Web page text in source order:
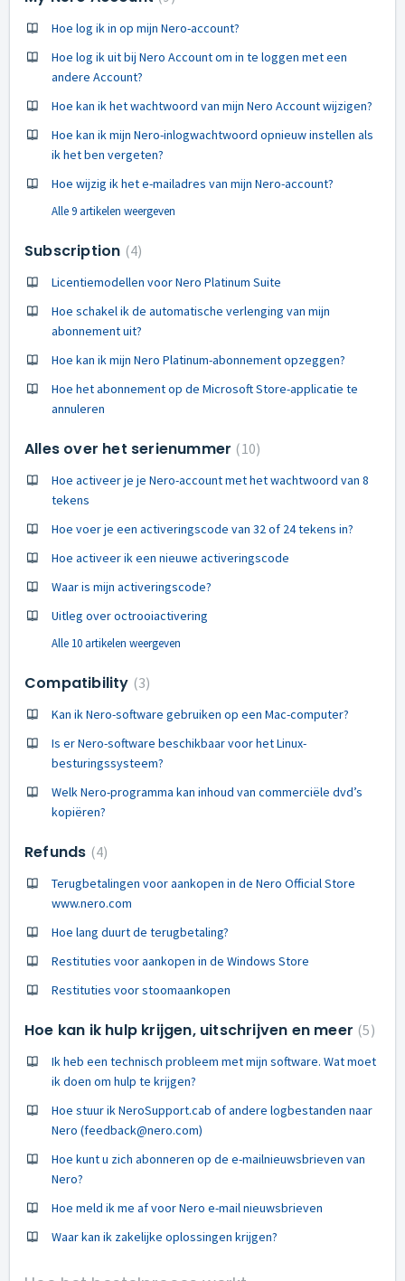
Hoe log ik in op mijn Nero-account?
Hoe log ik uit bij Nero Account om in te loggen met een
andere Account?
Hoe kan ik het wachtwoord van mijn Nero Account wijzigen?
Hoe kan ik mijn Nero-inlogwachtwoord opnieuw instellen als
ik het ben vergeten?
Hoe wijzig ik het e-mailadres van mijn Nero-account?
Alle 9 artikelen weergeven
Subscription 4
Licentiemodellen voor Nero Platinum Suite
Hoe schakel ik de automatische verlenging van mijn
abonnement uit?
Hoe kan ik mijn Nero Platinum-abonnement opzeggen?
Hoe het abonnement op de Microsoft Store-applicatie te
annuleren
Alles over het serienummer 10
Hoe activeer je je Nero-account met het wachtwoord van 8
tekens
Hoe voer je een activeringscode van 32 of 24 tekens in?
Hoe activeer ik een nieuwe activeringscode
Waar is mijn activeringscode?
Uitleg over octrooiactivering
Alle 10 artikelen weergeven
Compatibility 3
Kan ik Nero-software gebruiken op een Mac-computer?
Is er Nero-software beschikbaar voor het Linux-
besturingssysteem?
Welk Nero-programma kan inhoud van commerciële dvd’s
kopiëren?
Refunds 4
Terugbetalingen voor aankopen in de Nero Official Store
www.nero.com
Hoe lang duurt de terugbetaling?
Restituties voor aankopen in de Windows Store
Restituties voor stoomaankopen
Hoe kan ik hulp krijgen, uitschrijven en meer 5
Ik heb een technisch probleem met mijn software. Wat moet
ik doen om hulp te krijgen?
Hoe stuur ik NeroSupport.cab of andere logbestanden naar
Nero (feedback@nero.com)
Hoe kunt u zich abonneren op de e-mailnieuwsbrieven van
Nero?
Hoe meld ik me af voor Nero e-mail nieuwsbrieven
Waar kan ik zakelijke oplossingen krijgen?